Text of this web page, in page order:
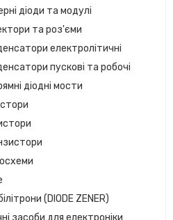
діоди та модулі
та роз'єми
електролітичні
пускові та робочі
діодні мости
(DIODE ZENER)
засоби для електроніки